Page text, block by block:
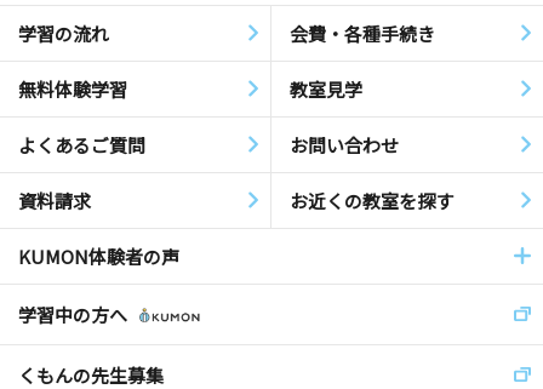
学習の流れ 会費・各種手続き
無料体験学習 教室見学
よくあるご質問 お問い合わせ
資料請求 お近くの教室を探す
KUMON体験者の声
学習中の方へ
くもんの先生募集